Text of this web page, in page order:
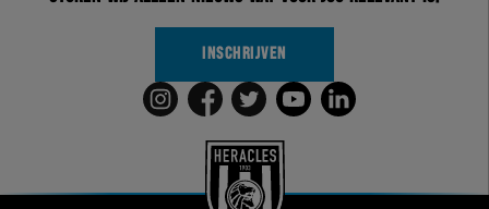
INSCHRIJVEN